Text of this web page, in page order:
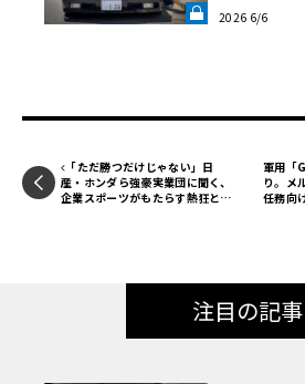
由【愛車と
2026 6/6
「ただ勝つだけじゃない」日
産・ホンダら強豪実業団に聞く、
企業スポーツがもたらす熱狂と絆
軍用「
り。メ
任務向
注目の記事